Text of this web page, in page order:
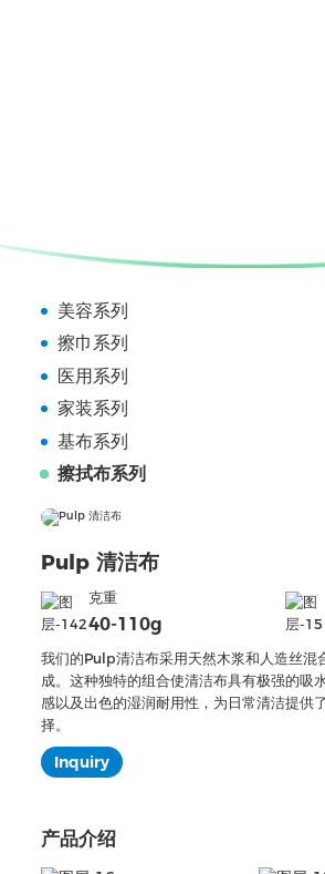
美容系列
擦巾系列
医用系列
家装系列
基布系列
擦拭布系列
Pulp 清洁布
克重
40-110g
我们的Pulp清洁布采用天然木浆和人造丝混
成。这种独特的组合使清洁布具有极强的吸
感以及出色的湿润耐用性，为日常清洁提供
择。
Inquiry
产品介绍